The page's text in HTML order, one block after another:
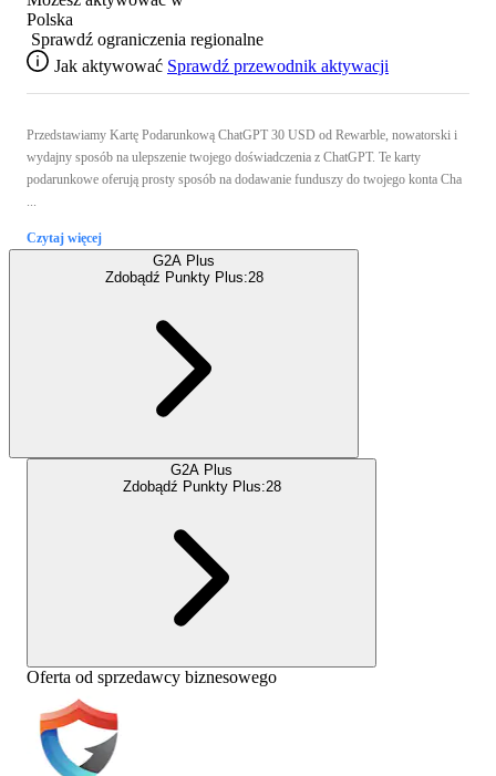
Polska
Sprawdź ograniczenia regionalne
Jak aktywować Sprawdź przewodnik aktywacji
Przedstawiamy Kartę Podarunkową ChatGPT 30 USD od Rewarble, nowatorski i
wydajny sposób na ulepszenie twojego doświadczenia z ChatGPT. Te karty
podarunkowe oferują prosty sposób na dodawanie funduszy do twojego konta Cha
...
Czytaj więcej
G2A Plus
Zdobądź Punkty Plus:28
G2A Plus
Zdobądź Punkty Plus:28
Oferta od sprzedawcy biznesowego